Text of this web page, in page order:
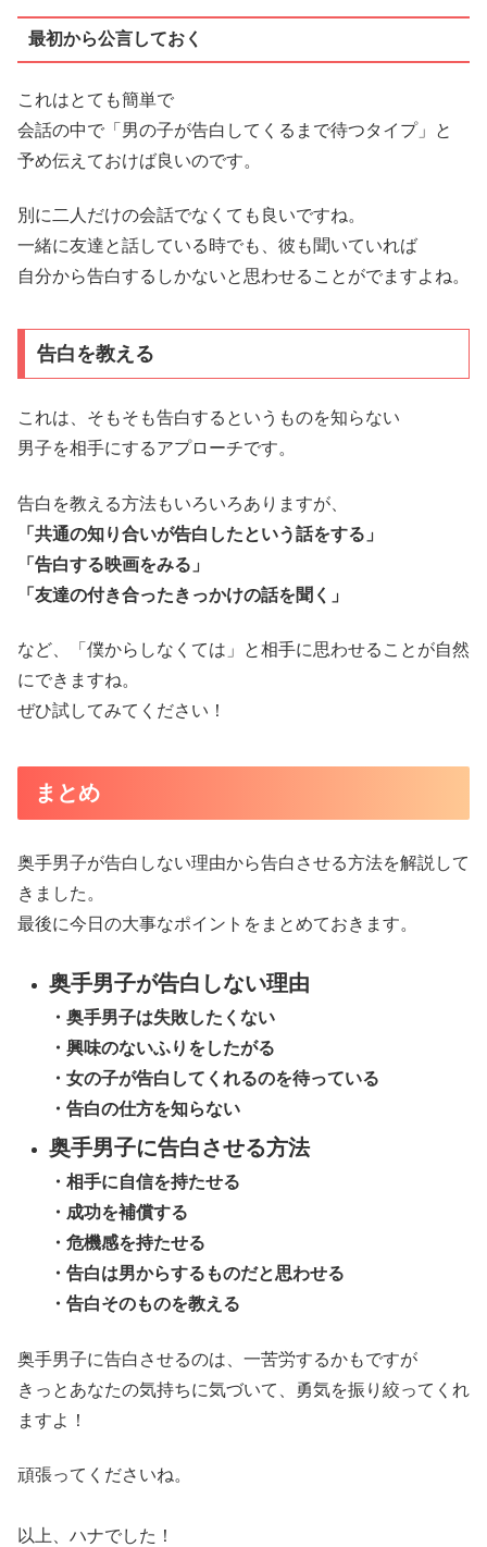
最初から公言しておく
これはとても簡単で
会話の中で「男の子が告白してくるまで待つタイプ」と
予め伝えておけば良いのです。
別に二人だけの会話でなくても良いですね。
一緒に友達と話している時でも、彼も聞いていれば
自分から告白するしかないと思わせることがでますよね。
告白を教える
これは、そもそも告白するというものを知らない
男子を相手にするアプローチです。
告白を教える方法もいろいろありますが、
「共通の知り合いが告白したという話をする」
「告白する映画をみる」
「友達の付き合ったきっかけの話を聞く」
など、「僕からしなくては」と相手に思わせることが自然
にできますね。
ぜひ試してみてください！
まとめ
奥手男子が告白しない理由から告白させる方法を解説して
きました。
最後に今日の大事なポイントをまとめておきます。
奥手男子が告白しない理由
・奥手男子は失敗したくない
・興味のないふりをしたがる
・女の子が告白してくれるのを待っている
・告白の仕方を知らない
奥手男子に告白させる方法
・相手に自信を持たせる
・成功を補償する
・危機感を持たせる
・告白は男からするものだと思わせる
・告白そのものを教える
奥手男子に告白させるのは、一苦労するかもですが
きっとあなたの気持ちに気づいて、勇気を振り絞ってくれ
ますよ！
頑張ってくださいね。
以上、ハナでした！